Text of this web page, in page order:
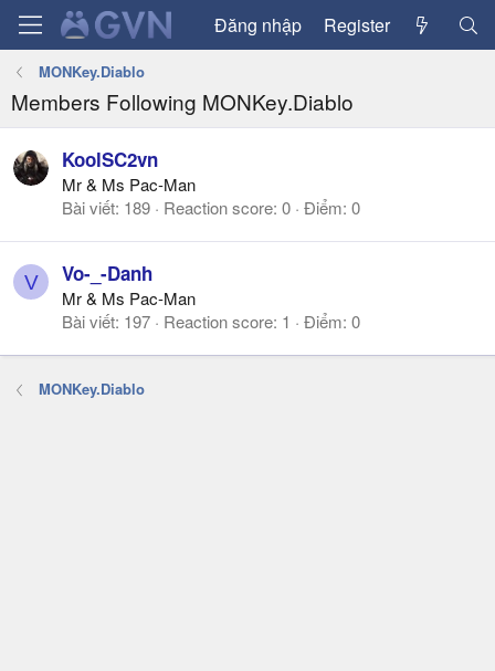
Đăng nhập Register
MONKey.Diablo
Members Following MONKey.Diablo
KoolSC2vn
Mr & Ms Pac-Man
Bài viết 189 Reaction score 0 Điểm 0
V Vo-_-Danh
Mr & Ms Pac-Man
Bài viết 197 Reaction score 1 Điểm 0
MONKey.Diablo